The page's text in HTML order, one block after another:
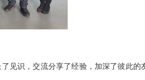
识，交流分享了经验，加深了彼此的